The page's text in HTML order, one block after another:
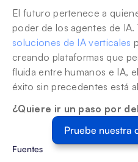
El futuro pertenece a
poder de los agentes de IA.
soluciones de IA verticales
creando plataformas que
fluida entre humanos e IA,
éxito sin precedentes está
¿Quiere ir un paso por
Pruebe nuestra
Fuentes